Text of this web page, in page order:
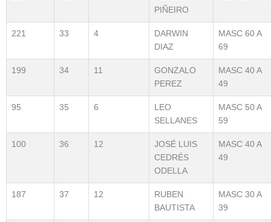
PIÑEIRO
221 33 4
DARWIN
DIAZ
MASC 60 A
69
199 34 11
GONZALO
PEREZ
MASC 40 A
49
95 35 6
LEO
SELLANES
MASC 50 A
59
100 36 12
JOSÉ LUIS
CEDRÉS
ODELLA
MASC 40 A
49
187 37 12
RUBEN
BAUTISTA
MASC 30 A
39